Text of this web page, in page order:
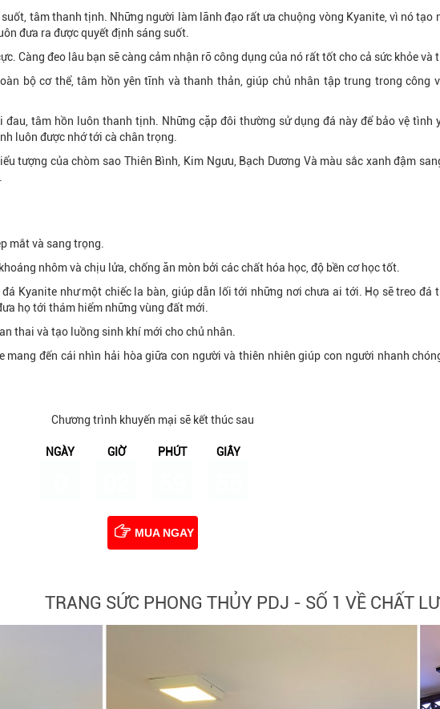
tâm thanh tịnh. Những người làm lãnh đạo rất ưa chuộng vòng Kyanite, vì nó tạo
đưa ra được quyết định sáng suốt.
Càng đeo lâu bạn sẽ càng cảm nhận rõ công dụng của nó rất tốt cho cả sức khỏe và
bộ cơ thể, tâm hồn yên tĩnh và thanh thản, giúp chủ nhân tập trung trong công
tâm hồn luôn thanh tịnh. Những cặp đôi thường sử dụng đá này để bảo vệ tình
luôn được nhớ tới cà chân trọng.
tượng của chòm sao Thiên Bình, Kim Ngưu, Bạch Dương Và màu sắc xanh đậm
mắt và sang trọng.
nhôm và chịu lửa, chống ăn mòn bởi các chất hóa học, độ bền cơ học tốt.
Kyanite như một chiếc la bàn, giúp dẫn lối tới những nơi chưa ai tới. Họ sẽ treo đá
họ tới thám hiểm những vùng đất mới.
thai và tạo luồng sinh khí mới cho chủ nhân.
mang đến cái nhìn hải hòa giữa con người và thiên nhiên giúp con người nhanh
Chương trình khuyến mại sẽ kết thúc sau
NGÀY GIỜ PHÚT GIÂY
MUA NGAY
TRANG SỨC PHONG THỦY PDJ - SỐ 1 VỀ CHẤT